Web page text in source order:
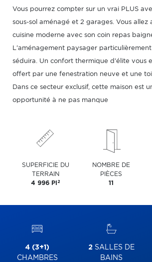
Vous pourrez compter sur un vrai PLUS
sous-sol aménagé et 2 garages. Vous allez
cuisine moderne avec son coin repas
L'aménagement paysager
séduira. Un confort thermique d'élite vous
offert par une fenestration neuve et une
Dans ce secteur exclusif, cette maison est
opportunité à ne pas manque
SUPERFICIE DU
TERRAIN
4 996 PI 2
NOMBRE DE
PIÈCES
11
4 (3+1)
CHAMBRES
2 SALLES DE
BAINS